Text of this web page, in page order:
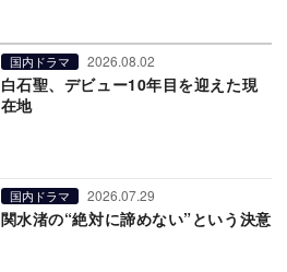
国内ドラマ 2026.08.02
白石聖、デビュー10年目を迎えた現
在地
国内ドラマ 2026.07.29
関水渚の“絶対に諦めない”という決意